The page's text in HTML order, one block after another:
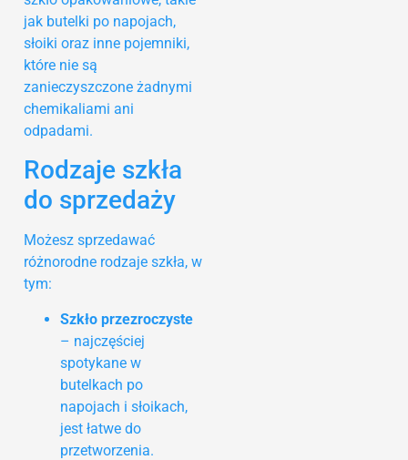
jak butelki po napojach,
słoiki oraz inne pojemniki,
które nie są
zanieczyszczone żadnymi
chemikaliami ani
odpadami.
Rodzaje szkła
do sprzedaży
Możesz sprzedawać
różnorodne rodzaje szkła, w
tym:
Szkło przezroczyste
– najczęściej
spotykane w
butelkach po
napojach i słoikach,
jest łatwe do
przetworzenia.